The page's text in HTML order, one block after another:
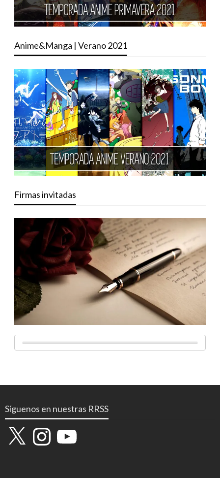
Anime&Manga | Verano 2021
Firmas invitadas
Síguenos en nuestras RRSS
X InstagramYouTube